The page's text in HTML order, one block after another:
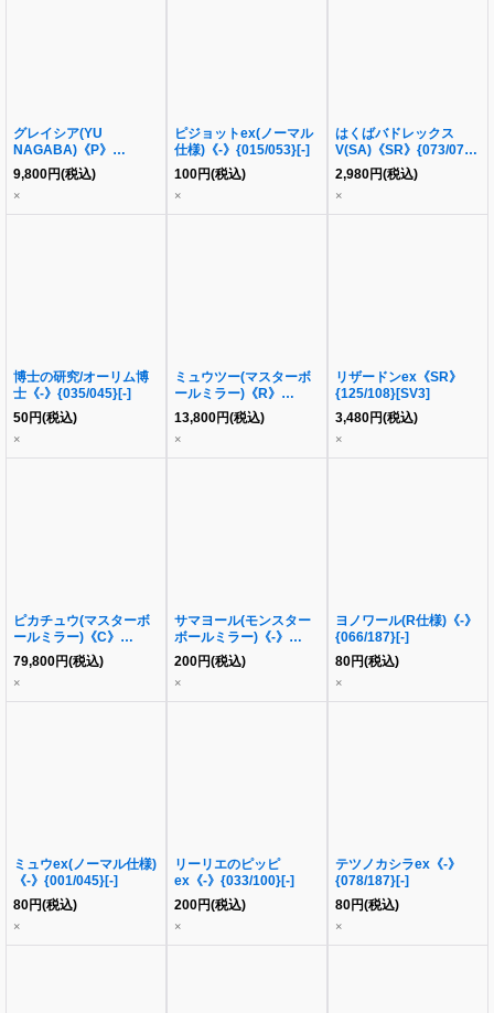
グレイシア(YU
NAGABA)《P》
{069/SV-P}[SV-P]
9,800円(税込)
×
ピジョットex(ノーマル
仕様)《-》{015/053}[-]
100円(税込)
×
はくばバドレックス
V(SA)《SR》{073/070}
[S6H]
2,980円(税込)
×
博士の研究/オーリム博
士《-》{035/045}[-]
50円(税込)
×
ミュウツー(マスターボ
ールミラー)《R》
{150/165}[SV2a]
13,800円(税込)
×
リザードンex《SR》
{125/108}[SV3]
3,480円(税込)
×
ピカチュウ(マスターボ
ールミラー)《C》
{025/165}[SV2a]
79,800円(税込)
×
サマヨール(モンスター
ボールミラー)《-》
{065/187}[-]
200円(税込)
×
ヨノワール(R仕様)《-》
{066/187}[-]
80円(税込)
×
ミュウex(ノーマル仕様)
《-》{001/045}[-]
80円(税込)
×
リーリエのピッピ
ex《-》{033/100}[-]
200円(税込)
×
テツノカシラex《-》
{078/187}[-]
80円(税込)
×